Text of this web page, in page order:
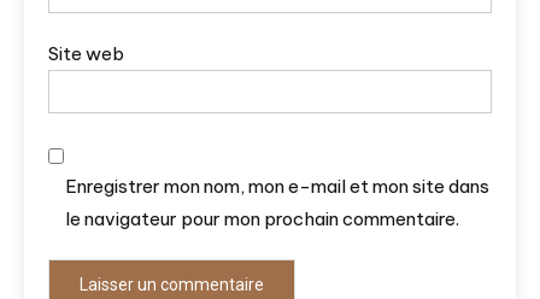
Site web
Enregistrer mon nom, mon e-mail et mon site dans
le navigateur pour mon prochain commentaire.